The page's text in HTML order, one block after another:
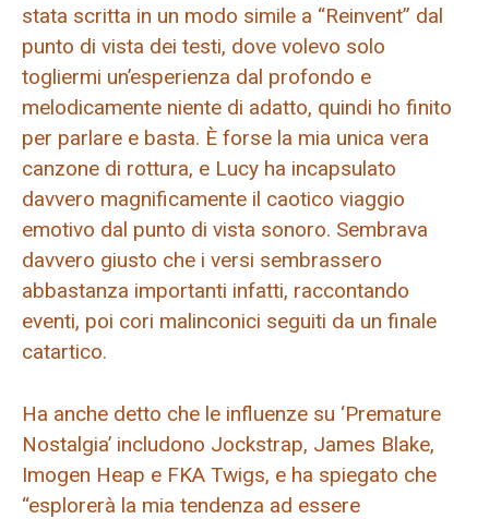
stata scritta in un modo simile a “Reinvent” dal
punto di vista dei testi, dove volevo solo
togliermi un’esperienza dal profondo e
melodicamente niente di adatto, quindi ho finito
per parlare e basta. È forse la mia unica vera
canzone di rottura, e Lucy ha incapsulato
davvero magnificamente il caotico viaggio
emotivo dal punto di vista sonoro. Sembrava
davvero giusto che i versi sembrassero
abbastanza importanti infatti, raccontando
eventi, poi cori malinconici seguiti da un finale
catartico.
Ha anche detto che le influenze su ‘Premature
Nostalgia’ includono Jockstrap, James Blake,
Imogen Heap e FKA Twigs, e ha spiegato che
“esplorerà la mia tendenza ad essere